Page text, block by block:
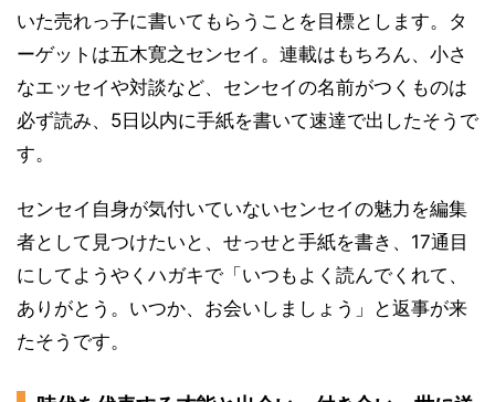
いた売れっ子に書いてもらうことを目標とします。タ
ーゲットは五木寛之センセイ。連載はもちろん、小さ
なエッセイや対談など、センセイの名前がつくものは
必ず読み、5日以内に手紙を書いて速達で出したそうで
す。
センセイ自身が気付いていないセンセイの魅力を編集
者として見つけたいと、せっせと手紙を書き、17通目
にしてようやくハガキで「いつもよく読んでくれて、
ありがとう。いつか、お会いしましょう」と返事が来
たそうです。